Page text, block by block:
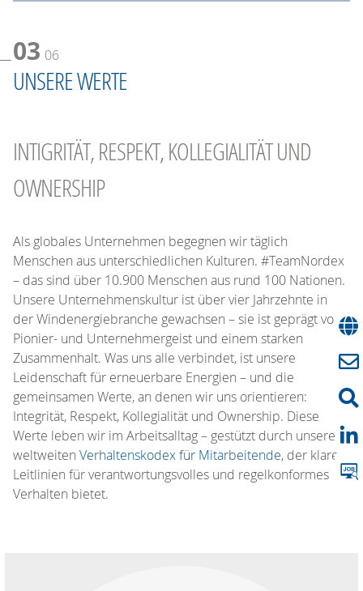
03 06
UNSERE WERTE
INTIGRITÄT, RESPEKT, KOLLEGIALITÄT UND
OWNERSHIP
Als globales Unternehmen begegnen wir täglich
Menschen aus unterschiedlichen Kulturen. #TeamNordex
– das sind über 10.900 Menschen aus rund 100 Nationen.
Unsere Unternehmenskultur ist über vier Jahrzehnte in
der Windenergiebranche gewachsen – sie ist geprägt von
Pionier- und Unternehmergeist und einem starken
Zusammenhalt. Was uns alle verbindet, ist unsere
Leidenschaft für erneuerbare Energien – und die
gemeinsamen Werte, an denen wir uns orientieren:
Integrität, Respekt, Kollegialität und Ownership. Diese
Werte leben wir im Arbeitsalltag – gestützt durch unseren
weltweiten Verhaltenskodex für Mitarbeitende, der klare
Leitlinien für verantwortungsvolles und regelkonformes
Verhalten bietet.